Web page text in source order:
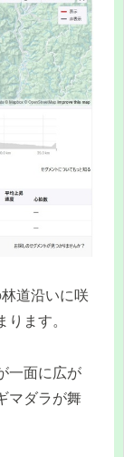
道沿いに咲
ます。
一面に広が
マダラが舞